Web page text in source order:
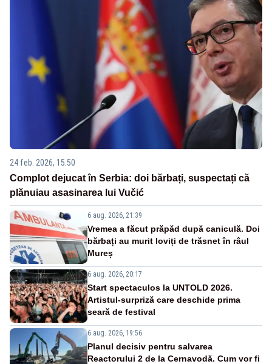
24 feb. 2026, 15:50
Complot dejucat în Serbia: doi bărbați, suspectați că
plănuiau asasinarea lui Vučić
6 aug. 2026, 21:39
Vremea a făcut prăpăd după caniculă. Doi
bărbați au murit loviți de trăsnet în râul
Mureș
6 aug. 2026, 20:17
Start spectaculos la UNTOLD 2026.
Artistul-surpriză care deschide prima
seară de festival
6 aug. 2026, 19:56
Planul decisiv pentru salvarea
Reactorului 2 de la Cernavodă. Cum vor fi